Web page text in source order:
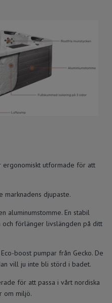
ergonomiskt utformade för att
marknadens djupaste.
aluminumstomme. En stabil
förlänger livslängden på ditt
boost pumpar från Gecko. De
vill ju inte bli störd i badet.
för att passa i vårt nordiska
om miljö.